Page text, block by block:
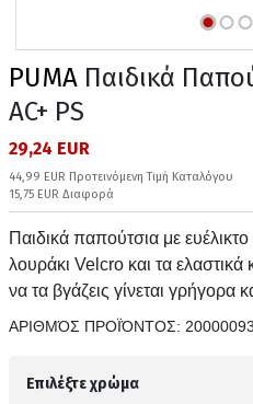
PUMA Παιδικά
AC+ PS
29,24 EUR
44,99 EUR Προτεινόμενη Τιμή Καταλόγου
15,75 EUR Διαφορά
Παιδικά παπούτσια με
λουράκι Velcro και τα
να τα βγάζεις γίνεται γρήγορα
ΑΡΙΘΜΌΣ ΠΡΟΪΌΝΤΟΣ:
Επιλέξτε χρώμα